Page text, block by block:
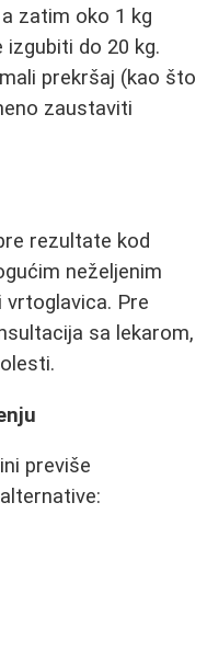
zatim oko 1 kg
izgubiti do 20 kg.
prekršaj (kao što
zaustaviti
rezultate kod
neželjenim
Pre
sa lekarom,
previše